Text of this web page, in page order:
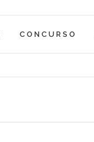
CONCURSO